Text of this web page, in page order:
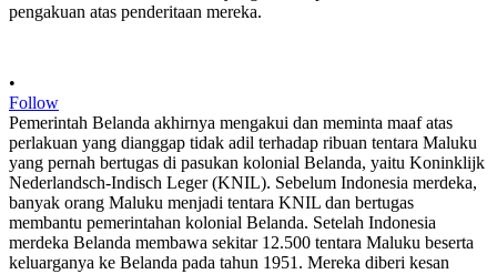
•
Follow
Pemerintah Belanda akhirnya mengakui dan meminta maaf atas
perlakuan yang dianggap tidak adil terhadap ribuan tentara Maluku
yang pernah bertugas di pasukan kolonial Belanda, yaitu Koninklijk
Nederlandsch-Indisch Leger (KNIL). Sebelum Indonesia merdeka,
banyak orang Maluku menjadi tentara KNIL dan bertugas
membantu pemerintahan kolonial Belanda. Setelah Indonesia
merdeka Belanda membawa sekitar 12.500 tentara Maluku beserta
keluarganya ke Belanda pada tahun 1951. Mereka diberi kesan